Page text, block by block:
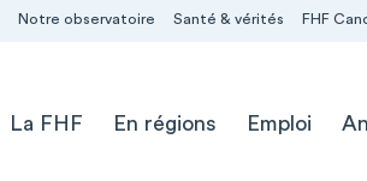
Notre observatoire Santé & vérités FHF
La FHF En régions Emploi